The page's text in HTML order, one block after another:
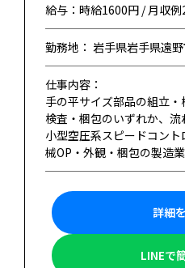
給与：時給1600円 / 月収
勤務地： 岩手県岩手県遠
仕事内容：
手の平サイズ部品の組立
検査・梱包のいずれか、流
小型空圧系スピードコン
械OP・外観・梱包の製造業
詳細
LINEで